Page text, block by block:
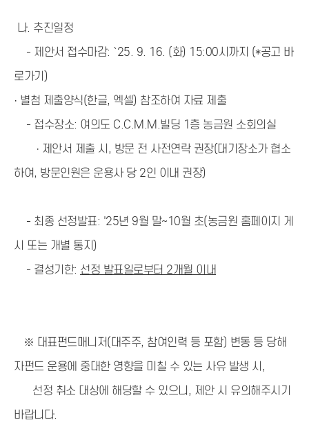
나. 추진일정
- 제안서 접수마감: `25. 9. 16. (화) 15:00시까지 (*공고 바
로가기)
· 별첨 제출양식(한글, 엑셀) 참조하여 자료 제출
- 접수장소: 여의도 C.C.M.M.빌딩 1층 농금원 소회의실
· 제안서 제출 시, 방문 전 사전연락 권장(대기장소가 협소
하여, 방문인원은 운용사 당 2인 이내 권장)
- 최종 선정발표: '25년 9월 말~10월 초(농금원 홈페이지 게
시 또는 개별 통지)
- 결성기한: 선정 발표일로부터 2개월 이내
※ 대표펀드매니저(대주주, 참여인력 등 포함) 변동 등 당해
자펀드 운용에 중대한 영향을 미칠 수 있는 사유 발생 시,
선정 취소 대상에 해당할 수 있으니, 제안 시 유의해주시기
바랍니다.